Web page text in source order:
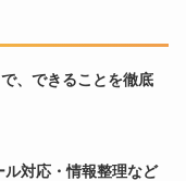
、できることを徹底
ル対応・情報整理など